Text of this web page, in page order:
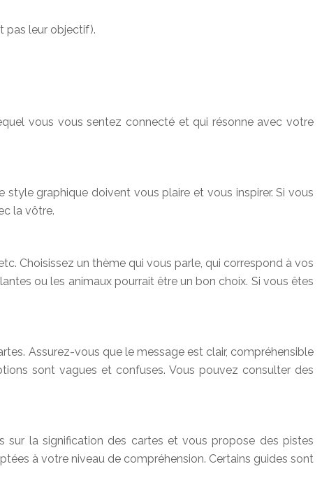
pas leur objectif).
vous vous sentez connecté et qui résonne avec votre
graphique doivent vous plaire et vous inspirer. Si vous
la vôtre.
Choisissez un thème qui vous parle, qui correspond à vos
ou les animaux pourrait être un bon choix. Si vous êtes
Assurez-vous que le message est clair, compréhensible
sont vagues et confuses. Vous pouvez consulter des
sur la signification des cartes et vous propose des pistes
à votre niveau de compréhension. Certains guides sont